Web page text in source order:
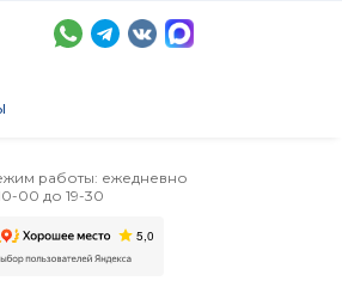
работы: ежедневно
00 до 19-30